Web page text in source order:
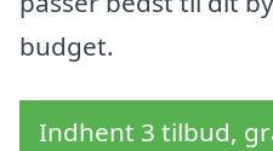
budget.
Indhent 3 tilbud,